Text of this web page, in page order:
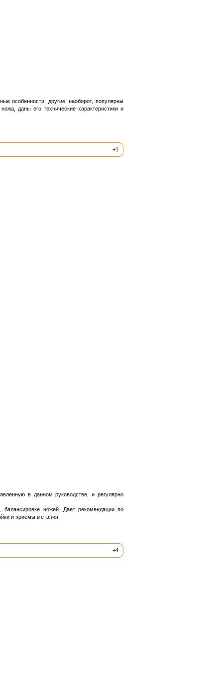
особенности, другие, наоборот, популярны
даны его технические характеристики и
+1
в данном руководстве, и регулярно
ножей. Дает рекомендации по
и приемы метания.
+4